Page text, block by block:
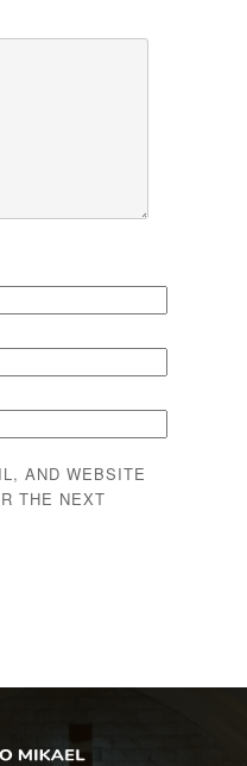
AND WEBSITE
THE NEXT